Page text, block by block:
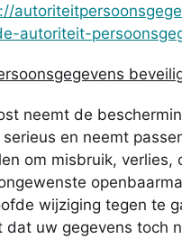
autoriteit-
neemt de
en neemt
om misbruik, verlies,
wijziging tegen te
dat uw gegevens toch